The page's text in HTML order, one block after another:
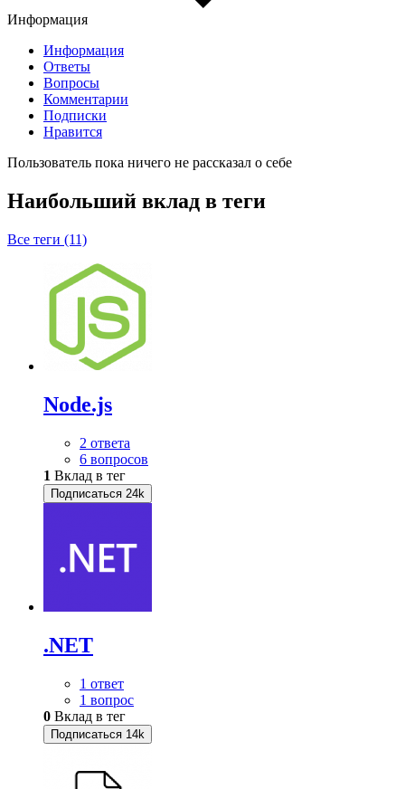
Информация
Информация
Ответы
Вопросы
Комментарии
Подписки
Нравится
Пользователь пока ничего не рассказал о себе
Наибольший вклад в теги
Все теги (11)
Node.js
2 ответа
6 вопросов
1 Вклад в тег
Подписаться 24k
.NET
1 ответ
1 вопрос
0 Вклад в тег
Подписаться 14k